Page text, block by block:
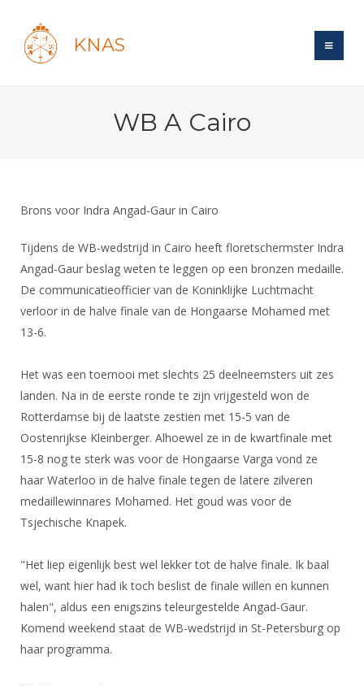
KNAS
Forums
Maandelijks archief
Evenement
Website
Gebruiksvoorwaarden
Handleiding
Historie
Lidmaatschap
Tarieven
Reglementen
Ledencijfers
Sponsors en Partners
Organisatie
Commissies
Ereleden
Leden van Verdiensten
Vacatures
Bondsbureau
Contact
Medewerkers
Samenwerking
Recreatiesport
Veteranen
Lichtzwaardschermen
Ranglijsten
Inschrijven
Reglementen
Materiaal
Schermpaspoort
Rolstoelschermen
Wedstrijdkalender
KNAS Keurmerk
NK's
Nieuws
NK's
Oranje
DBT
FBT
SBT
Talentontwikkeling
Atletencommissie
Internationale aanmeldingen
Voor de jeugd
Ouders en vereniging
Brassardsysteem
Voor coaches en leraren
Nieuws
Nationale opleidingen
Internationale opleidingen
Leraar
Voor scheidsrechters
Nieuws
Forums
Forums
Schermforum
Nieuws
Zoek Vereniging
NK organiseren
WB A Cairo
Brons voor Indra Angad-Gaur in Cairo
Tijdens de WB-wedstrijd in Cairo heeft floretschermster Indra
Angad-Gaur beslag weten te leggen op een bronzen medaille.
De communicatieofficier van de Koninklijke Luchtmacht
verloor in de halve finale van de Hongaarse Mohamed met
13-6.
Het was een toernooi met slechts 25 deelneemsters uit zes
landen. Na in de eerste ronde te zijn vrijgesteld won de
Rotterdamse bij de laatste zestien met 15-5 van de
Oostenrijkse Kleinberger. Alhoewel ze in de kwartfinale met
15-8 nog te sterk was voor de Hongaarse Varga vond ze
haar Waterloo in de halve finale tegen de latere zilveren
medaillewinnares Mohamed. Het goud was voor de
Tsjechische Knapek.
"Het liep eigenlijk best wel lekker tot de halve finale. Ik baal
wel, want hier had ik toch beslist de finale willen en kunnen
halen", aldus een enigszins teleurgestelde Angad-Gaur.
Komend weekend staat de WB-wedstrijd in St-Petersburg op
haar programma.